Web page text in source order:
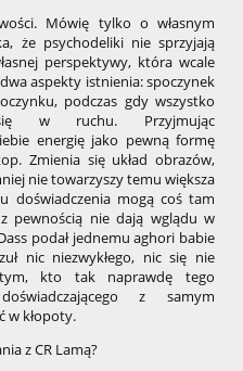
Mówię tylko o własnym
że psychodeliki nie sprzyjają
perspektywy, która wcale
aspekty istnienia: spoczynek
podczas gdy wszystko
w ruchu. Przyjmując
energię jako pewną formę
Zmienia się układ obrazów,
nie towarzyszy temu większa
doświadczenia mogą coś tam
pewnością nie dają wglądu w
podał jednemu aghori babie
nic niezwykłego, nic się nie
kto tak naprawdę tego
z samym
w kłopoty.
z CR Lamą?